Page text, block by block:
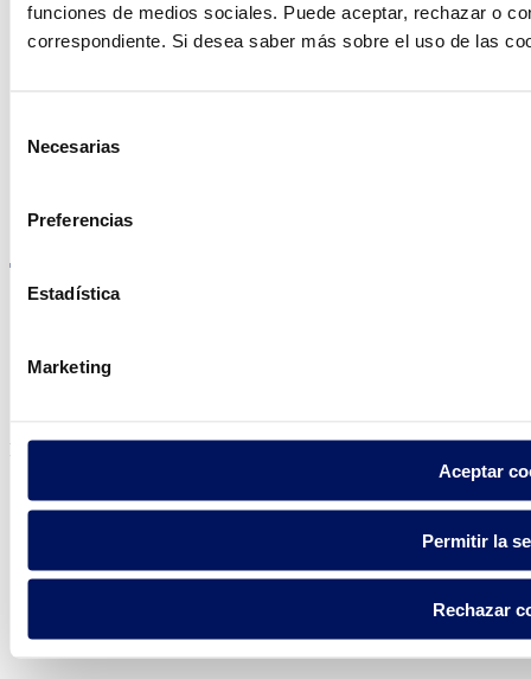
funciones de medios sociales. Puede aceptar, rechazar o
correspondiente. Si desea saber más sobre el uso de las
Necesarias
Preferencias
Estadística
Marketing
Aceptar
Permitir la
Rechazar
Encuentre Fluidra
Visite el sitio web
Política de privacidad
Fluidra S.A. 2025